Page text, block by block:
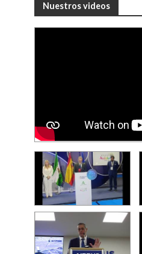
Nuestros videos